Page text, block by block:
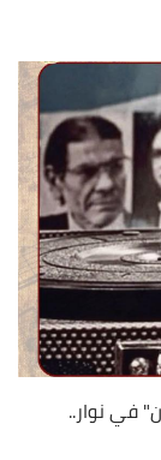
في نوار..